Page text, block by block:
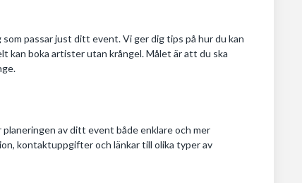
passar just ditt event. Vi ger dig tips på hur du kan
kan boka artister utan krångel. Målet är att du ska
av ditt event både enklare och mer
kontaktuppgifter och länkar till olika typer av